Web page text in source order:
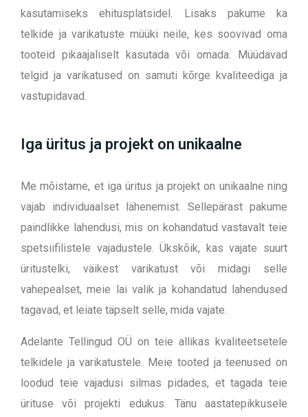
kasutamiseks ehitusplatsidel. Lisaks pakume ka
telkide ja varikatuste müüki neile, kes soovivad oma
tooteid pikaajaliselt kasutada või omada. Müüdavad
telgid ja varikatused on samuti kõrge kvaliteediga ja
vastupidavad.
Iga üritus ja projekt on unikaalne
Me mõistame, et iga üritus ja projekt on unikaalne ning
vajab individuaalset lähenemist. Sellepärast pakume
paindlikke lahendusi, mis on kohandatud vastavalt teie
spetsiifilistele vajadustele. Ükskõik, kas vajate suurt
üritustelki, väikest varikatust või midagi selle
vahepealset, meie lai valik ja kohandatud lahendused
tagavad, et leiate täpselt selle, mida vajate.
Adelante Tellingud OÜ on teie allikas kvaliteetsetele
telkidele ja varikatustele. Meie tooted ja teenused on
loodud teie vajadusi silmas pidades, et tagada teie
ürituse või projekti edukus. Tänu aastatepikkusele